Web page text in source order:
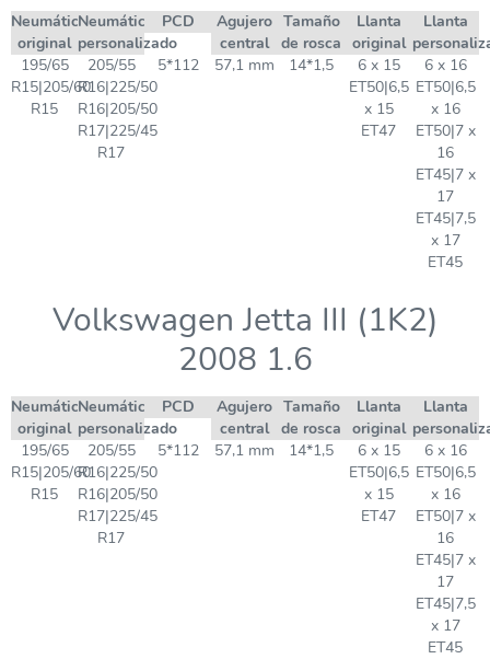
Neumático
original
Neumático
personalizado
PCD
Agujero
central
Tamaño
de rosca
Llanta
original
Llanta
195/65
R15|205/60
R15
205/55
R16|225/50
R16|205/50
R17|225/45
R17
5*112 57,1 mm 14*1,5
6 x 15
ET50|6,5
x 15
ET47
6 x 16
ET50|6,5
x 16
ET50|7 x
16
ET45|7 x
17
ET45|7,5
x 17
ET45
Volkswagen Jetta III (1K2)
2008 1.6
Neumático
original
Neumático
personalizado
PCD
Agujero
central
Tamaño
de rosca
Llanta
original
Llanta
195/65
R15|205/60
R15
205/55
R16|225/50
R16|205/50
R17|225/45
R17
5*112 57,1 mm 14*1,5
6 x 15
ET50|6,5
x 15
ET47
6 x 16
ET50|6,5
x 16
ET50|7 x
16
ET45|7 x
17
ET45|7,5
x 17
ET45